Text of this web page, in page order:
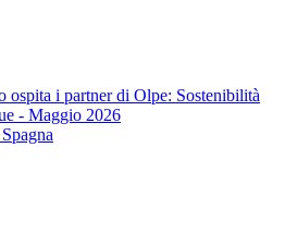
ospita i partner di Olpe: Sostenibilità
- Maggio 2026